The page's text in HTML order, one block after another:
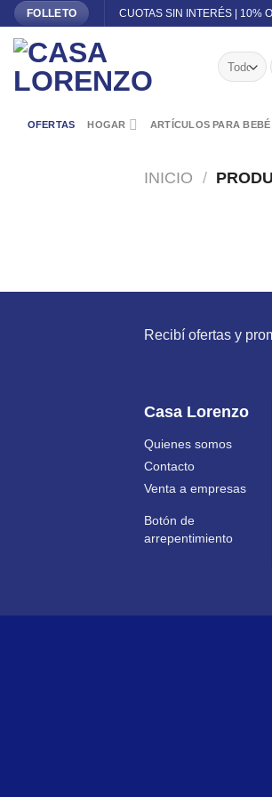
Skip
content
FOLLETO CUOTAS SIN INTERÉS | 10%
OFERTAS HOGAR ARTÍCULOS PARA BEBÉ
INICIO /
Recibí ofertas y
Casa Lorenzo
Quienes somos
Contacto
Venta a empresas
Botón de
arrepentimiento